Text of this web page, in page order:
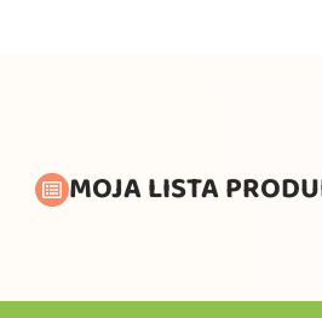
MOJA LISTA